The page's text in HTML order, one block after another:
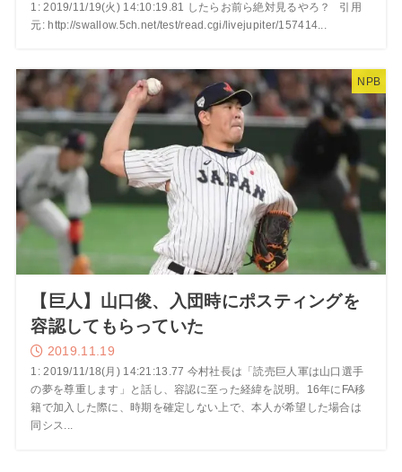
1: 2019/11/19(火) 14:10:19.81 したらお前ら絶対見るやろ？ 引用
元: http://swallow.5ch.net/test/read.cgi/livejupiter/157414...
NPB
【巨人】山口俊、入団時にポスティングを
容認してもらっていた
2019.11.19
1: 2019/11/18(月) 14:21:13.77 今村社長は「読売巨人軍は山口選手
の夢を尊重します」と話し、容認に至った経緯を説明。16年にFA移
籍で加入した際に、時期を確定しない上で、本人が希望した場合は
同シス...